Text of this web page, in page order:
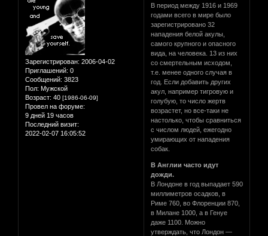
Зарегистрирован: 2006-04-02
Приглашений: 0
Сообщений: 3823
Пол: Мужской
Возраст: 40 [1986-06-09]
Провел на форуме:
9 дней 19 часов
Последний визит:
2022-02-07 16:05:52
В период между 1916 и 1969
годами всего в мире было
зарегистрировано 32
нападения белой акулы,
самого крупного и опасного
вида, на человека. 13 из них
со смертельным исходом,
т.е. менее одного случая в
год. Если добавить других
акул, например тигровую и
голубую, то число жертв
возрастет, но все-таки не
настолько, чтобы сравниться
с числом людей, ежегодно
умирающих от нападения
собак.
В Англии часто идут
дожди.
В Лондоне в год выпадает 590
миллиметров осадков, в
Риме 760, во Флоренции 870,
в Милане 1000, а в Генуе
даже 1100. Можно
утверждать, что Лондон —